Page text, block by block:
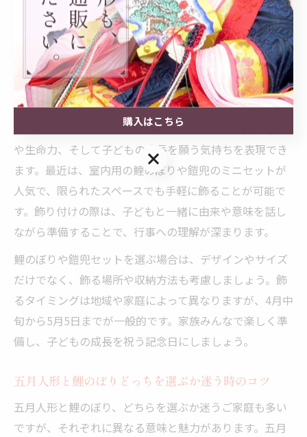
を形にしたもので、弁慶のような忠義と武勇を表す五月
人形は、特に「心身ともに強く育ってほしい」という願
いが込められています。鎧兜を飾ることで、子どもに困
難に立ち向かう力を授けるという意味が古くから受け継
がれています。
鯉のぼりセットと合わせて飾ることで、家族全員の繁栄
や生命力、そして子どもの成長を願う気持ちを表現でき
ます。最近は、室内用の鯉のぼりや鎧兜のミニセットが
人気で、限られたスペースでも手軽に飾ることが可能で
す。飾り付けの際は、子どもと一緒に由来や意味を話し
ながら準備することで、行事への理解が深まります。
鯉のぼりや鎧兜セットを選ぶ場合は、デザインやサイズ
だけでなく、飾る場所や収納方法も考慮しましょう。飾
るタイミングは地域や家庭によって異なりますが、4月中
旬から5月5日までが一般的です。家族みんなで楽しく準
備し、子どもの成長を祝う記念日にしましょう。
五月人形と鯉のぼりどっちを選ぶか迷う時のコツ
五月人形と鯉のぼり、どちらを選ぶか迷うご家庭も多い
ですが、それぞれに異なる意味と魅力があります。五月
購入はこちら
購入はこちら